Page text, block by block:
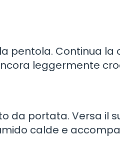
pentola. Continua la
leggermente
da portata. Versa il
calde e